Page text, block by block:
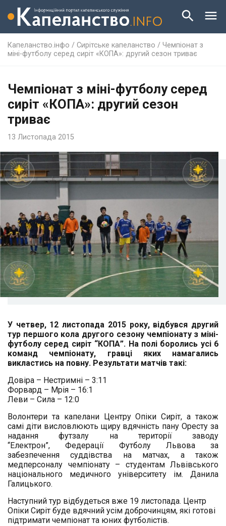
Капеланство.інфо / Сирітське капеланство / Чемпіонат з
міні-футболу серед сиріт «КОПА»: другий сезон триває
Чемпіонат з міні-футболу серед
сиріт «КОПА»: другий сезон
триває
13 Листопада 2015
У четвер, 12 листопада 2015 року, відбувся другий
тур першого кола другого сезону чемпіонату з міні-
футболу серед сиріт “КОПА”. На полі боролись усі 6
команд чемпіонату, гравці яких намагались
викластись на повну. Результати матчів такі:
Довіра – Нестримні – 3:11
Форвард – Мрія – 16:1
Леви – Сила – 12:0
Волонтери та капелани Центру Опіки Сиріт, а також
самі діти висловлюють щиру вдячність пану Оресту за
надання футзалу на території заводу
“Електрон”, Федерації Футболу Львова за
забезпечення суддівства на матчах, а також
медперсоналу чемпіонату – студентам Львівського
національного медичного університету ім. Данила
Галицького.
Наступний тур відбудеться вже 19 листопада. Центр
Опіки Сиріт буде вдячний усім доброчинцям, які готові
підтримати чемпіонат та юних футболістів.